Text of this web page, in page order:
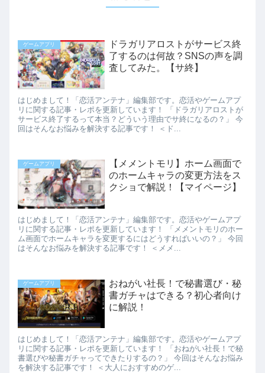
ゲームアプリ
ドラガリアロストがサービス終
了するのは何故？SNSの声を調
査してみた。【サ終】
はじめまして！「恋活アンテナ」編集部です。恋活やゲームアプ
リに関する記事・レポを更新しています！ 「ドラガリアロストが
サービス終了するって本当？どういう理由でサ終になるの？」 今
回はそんなお悩みを解決する記事です！ ＜ド...
ゲームアプリ
【メメントモリ】ホーム画面で
のホームキャラの変更方法をス
クショで解説！【マイページ】
はじめまして！「恋活アンテナ」編集部です。恋活やゲームアプ
リに関する記事・レポを更新しています！ 「メメントモリのホー
ム画面でホームキャラを変更するにはどうすればいいの？」 今回
はそんなお悩みを解決する記事です！ ＜メメ...
ゲームアプリ
おねがい社長！で秘書選び・秘
書ガチャはできる？初心者向け
に解説！
はじめまして！「恋活アンテナ」編集部です。恋活やゲームアプ
リに関する記事・レポを更新しています！ 「おねがい社長！で秘
書選びや秘書ガチャってできたりするの？」 今回はそんなお悩み
を解決する記事です！ ＜大人におすすめのゲ...